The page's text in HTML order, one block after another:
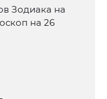
Зодиака на
на 26